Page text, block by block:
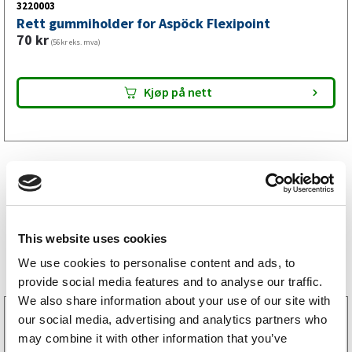
This website uses cookies
We use cookies to personalise content and ads, to
provide social media features and to analyse our traffic.
We also share information about your use of our site with
our social media, advertising and analytics partners who
may combine it with other information that you’ve
3220003
Rett gummiholder for Aspöck Flexipoint
70 kr (56kr eks. mva)
Kjøp på nett
Bestselgere
3160052
LGF skilt Selvklebende